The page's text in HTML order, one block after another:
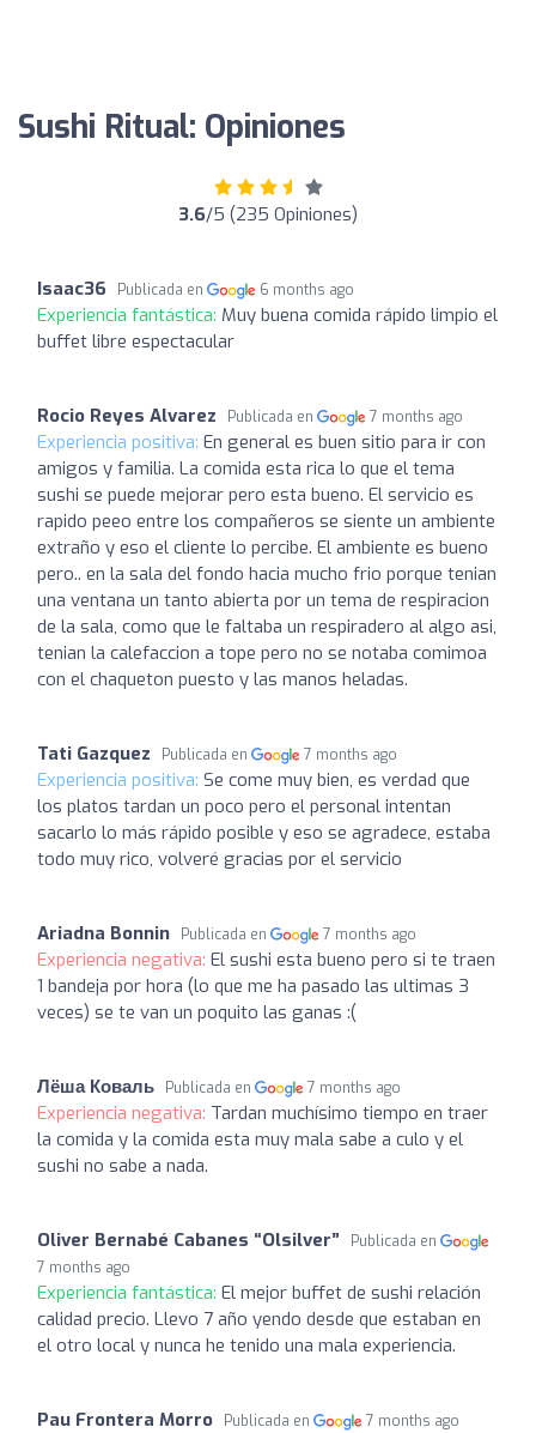
Sushi Ritual: Opiniones
3.6/5 (235 Opiniones)
Isaac36 Publicada en 6 months ago
Experiencia fantástica: Muy buena comida rápido limpio el
buffet libre espectacular
Rocio Reyes Alvarez Publicada en 7 months ago
Experiencia positiva: En general es buen sitio para ir con
amigos y familia. La comida esta rica lo que el tema
sushi se puede mejorar pero esta bueno. El servicio es
rapido peeo entre los compañeros se siente un ambiente
extraño y eso el cliente lo percibe. El ambiente es bueno
pero.. en la sala del fondo hacia mucho frio porque tenian
una ventana un tanto abierta por un tema de respiracion
de la sala, como que le faltaba un respiradero al algo asi,
tenian la calefaccion a tope pero no se notaba comimoa
con el chaqueton puesto y las manos heladas.
Tati Gazquez Publicada en 7 months ago
Experiencia positiva: Se come muy bien, es verdad que
los platos tardan un poco pero el personal intentan
sacarlo lo más rápido posible y eso se agradece, estaba
todo muy rico, volveré gracias por el servicio
Ariadna Bonnin Publicada en 7 months ago
Experiencia negativa: El sushi esta bueno pero si te traen
1 bandeja por hora (lo que me ha pasado las ultimas 3
veces) se te van un poquito las ganas :(
Лёша Коваль Publicada en 7 months ago
Experiencia negativa: Tardan muchísimo tiempo en traer
la comida y la comida esta muy mala sabe a culo y el
sushi no sabe a nada.
Oliver Bernabé Cabanes “Olsilver”
Publicada en
7 months ago
Experiencia fantástica: El mejor buffet de sushi relación
calidad precio. Llevo 7 año yendo desde que estaban en
el otro local y nunca he tenido una mala experiencia.
Pau Frontera Morro Publicada en 7 months ago